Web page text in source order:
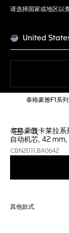
请选择国家或地区以
United
泰格豪雅F1系
打开搜索
泰格豪雅卡莱拉系
自动机芯, 42 mm,
CBN2011.BA0642
其他款式